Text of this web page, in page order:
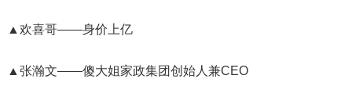
▲欢喜哥——身价上亿
▲张瀚文——傻大姐家政集团创始人兼CEO